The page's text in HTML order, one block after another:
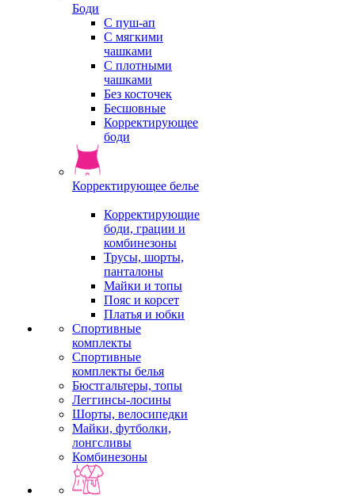
Боди
С пуш-ап
С мягкими
чашками
С плотными
чашками
Без косточек
Бесшовные
Корректирующее
боди
Корректирующее белье
Корректирующие
боди, грации и
комбинезоны
Трусы, шорты,
панталоны
Майки и топы
Пояс и корсет
Платья и юбки
Спортивные
комплекты
Спортивные
комплекты белья
Бюстгальтеры, топы
Леггинсы-лосины
Шорты, велосипедки
Майки, футболки,
лонгсливы
Комбинезоны